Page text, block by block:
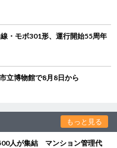
・モボ301形、運行開始55周年
立博物館で8月8日から
もっと見る
人が集結 マンション管理代